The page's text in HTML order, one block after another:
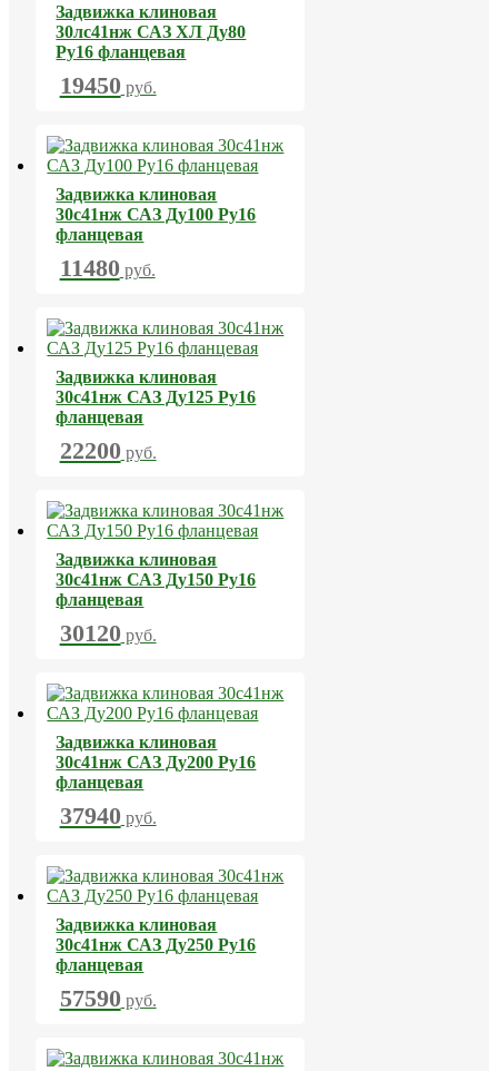
Задвижка клиновая
30лс41нж САЗ ХЛ Ду80
Ру16 фланцевая
19450 руб.
Задвижка клиновая
30с41нж САЗ Ду100 Ру16
фланцевая
11480 руб.
Задвижка клиновая
30с41нж САЗ Ду125 Ру16
фланцевая
22200 руб.
Задвижка клиновая
30с41нж САЗ Ду150 Ру16
фланцевая
30120 руб.
Задвижка клиновая
30с41нж САЗ Ду200 Ру16
фланцевая
37940 руб.
Задвижка клиновая
30с41нж САЗ Ду250 Ру16
фланцевая
57590 руб.